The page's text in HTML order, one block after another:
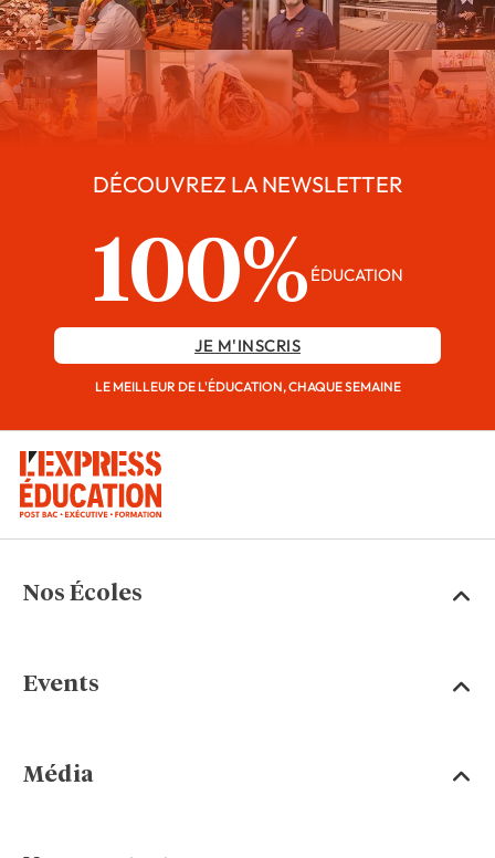
DÉCOUVREZ LA NEWSLETTER
100% ÉDUCATION
JE M'INSCRIS
LE MEILLEUR DE L'ÉDUCATION, CHAQUE SEMAINE
Nos Écoles
Events
Média